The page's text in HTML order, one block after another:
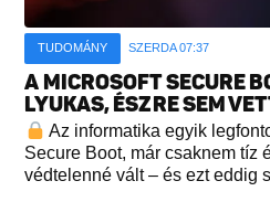
TUDOMÁNY SZERDA 07:37
A MICROSOFT SECURE
LYUKAS, ÉSZRE SEM
Az informatika egyik
Secure Boot, már csaknem tíz
védtelenné vált – és ezt eddig